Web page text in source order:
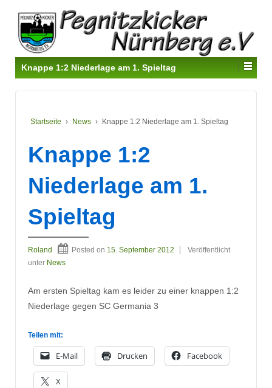
Knappe 1:2 Niederlage am 1. Spieltag
Startseite › News › Knappe 1:2 Niederlage am 1. Spieltag
Knappe 1:2
Niederlage am 1.
Spieltag
Roland Posted on 15. September 2012
Veröffentlicht
unter News
Am ersten Spieltag kam es leider zu einer knappen 1:2
Niederlage gegen SC Germania 3
Teilen mit:
E-Mail Drucken Facebook
X